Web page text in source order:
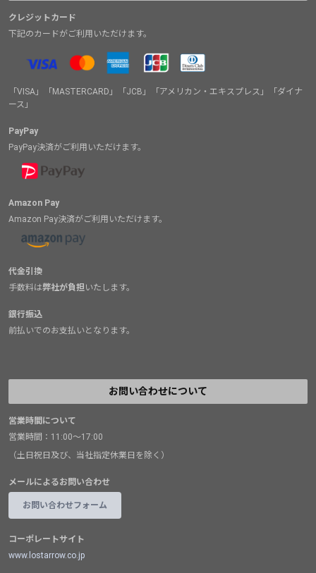
クレジットカード
下記のカードがご利用いただけます。
「VISA」「MASTERCARD」「JCB」「アメリカン・エキスプレス」「ダイナ
ース」
PayPay
PayPay決済がご利用いただけます。
Amazon Pay
Amazon Pay決済がご利用いただけます。
代金引換
手数料は弊社が負担いたします。
銀行振込
前払いでのお支払いとなります。
お問い合わせについて
営業時間について
営業時間：11:00～17:00
（土日祝日及び、当社指定休業日を除く）
メールによるお問い合わせ
お問い合わせフォーム
コーポレートサイト
www.lostarrow.co.jp